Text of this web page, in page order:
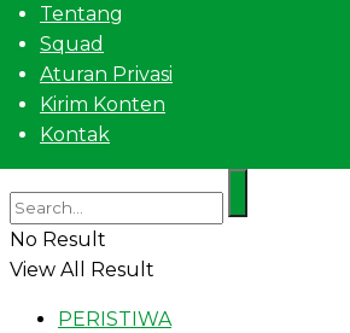
Tentang
Squad
Aturan Privasi
Kirim Konten
Kontak
No Result
View All Result
PERISTIWA